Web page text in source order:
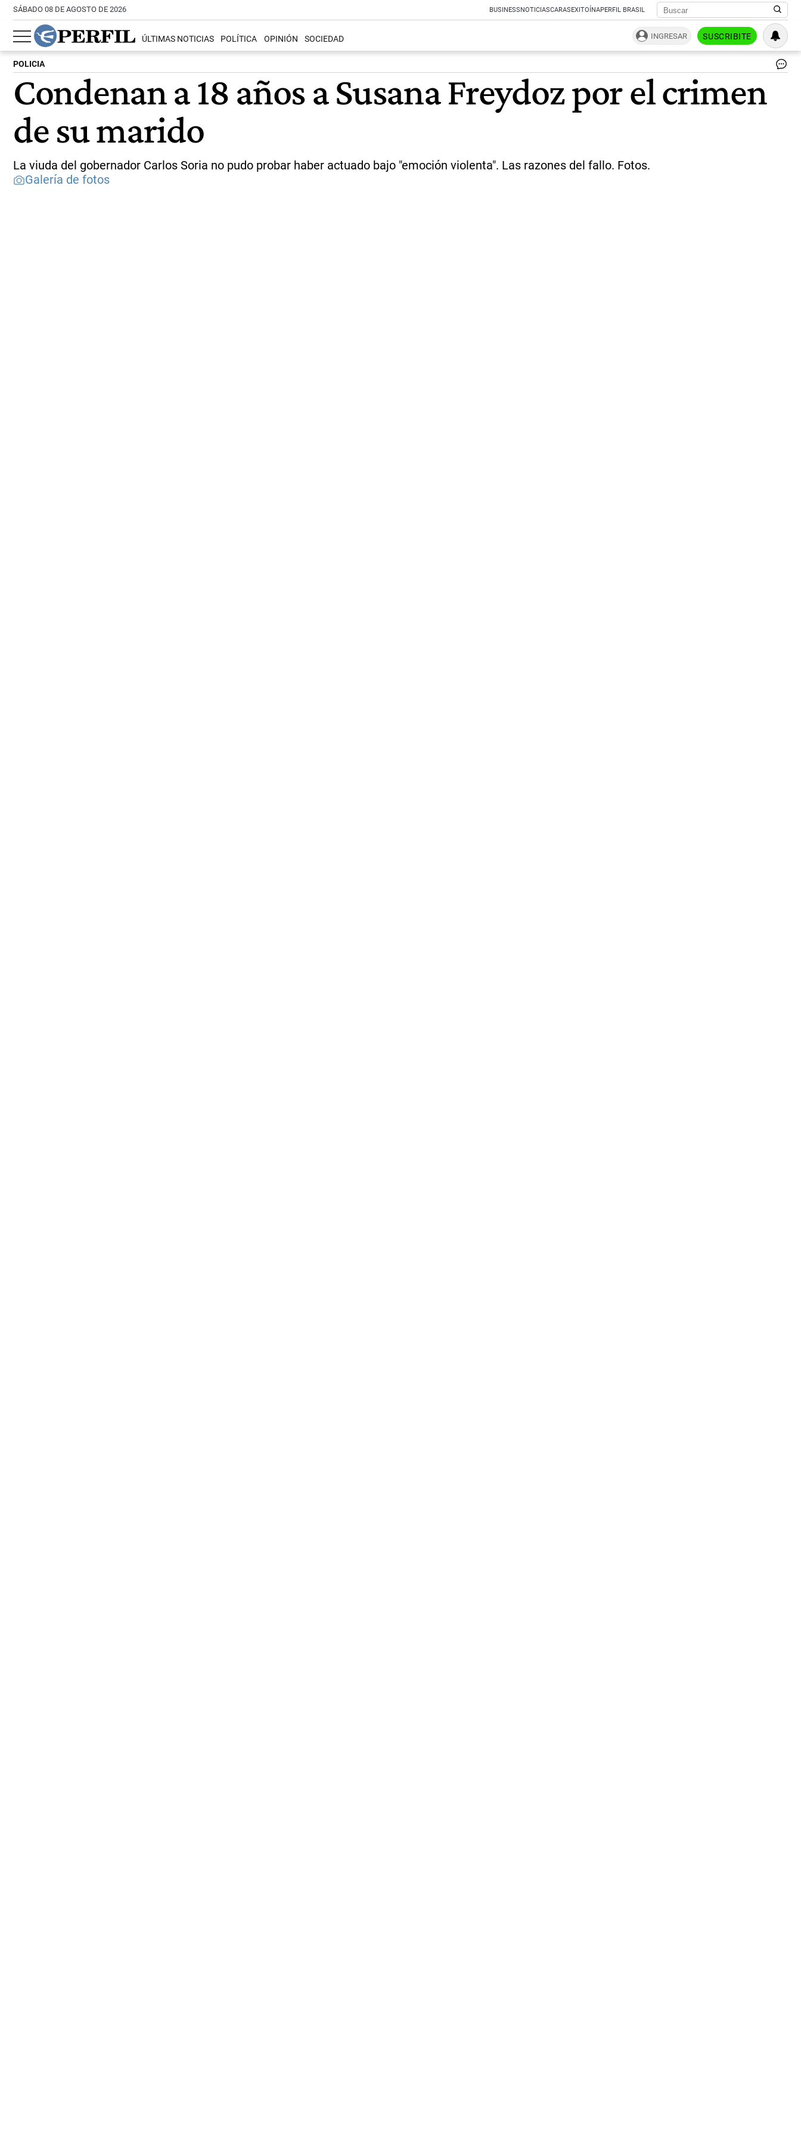
SÁBADO 08 DE AGOSTO DE 2026 BUSINESSNOTICIASCARASEXITOÍNAPERFIL BRASIL
ÚLTIMAS NOTICIAS POLÍTICA OPINIÓN SOCIEDAD INGRESAR SUSCRIBITE
POLICIA
Condenan a 18 años a Susana Freydoz por el crimen
de su marido
La viuda del gobernador Carlos Soria no pudo probar haber actuado bajo "emoción violenta". Las razones del fallo. Fotos.
Galería de fotos